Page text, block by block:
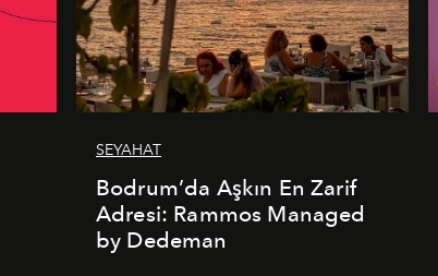
SEYAHAT
Bodrum’da Aşkın En Zarif
Adresi: Rammos Managed
by Dedeman